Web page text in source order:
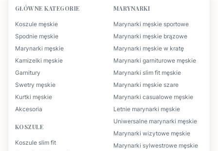
GŁÓWNE KATEGORIE
Koszule męskie
Spodnie męskie
Marynarki męskie
Kamizelki męskie
Garnitury
Swetry męskie
Kurtki męskie
Akcesoria
KOSZULE
Koszule slim fit
MARYNARKI
Marynarki męskie sportowe
Marynarki męskie brązowe
Marynarki męskie w kratę
Marynarki garniturowe męskie
Marynarki slim fit męskie
Marynarki męskie szare
Marynarki casualowe męskie
Letnie marynarki męskie
Uniwersalne marynarki męskie
Marynarki wizytowe męskie
Marynarki sylwestrowe męskie